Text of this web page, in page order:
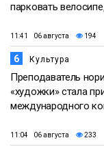
парковать
11:41 06 августа 194
6 Культура
Преподаватель
«художки» стала
международного
11:04 06 августа 233